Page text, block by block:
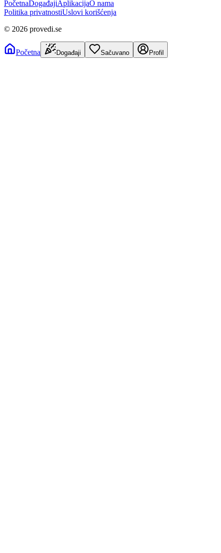
PočetnaDogađajiAplikacijaO nama
Politika privatnostiUslovi korišćenja
© 2026 provedi.se
Početna Događaji Sačuvano Profil